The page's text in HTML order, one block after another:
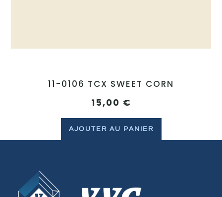
11-0106 TCX SWEET CORN
15,00 €
AJOUTER AU PANIER